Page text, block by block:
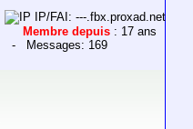
IP/FAI: ---.fbx.proxad.net
Membre depuis : 17 ans
- Messages: 169